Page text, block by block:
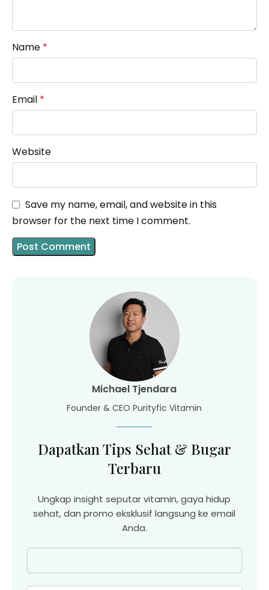
Name *
Email *
Website
Save my name, email, and website in this
browser for the next time I comment.
Michael Tjendara
Founder & CEO Purityfic Vitamin
Dapatkan Tips Sehat & Bugar
Terbaru
Ungkap insight seputar vitamin, gaya hidup
sehat, dan promo eksklusif langsung ke email
Anda.